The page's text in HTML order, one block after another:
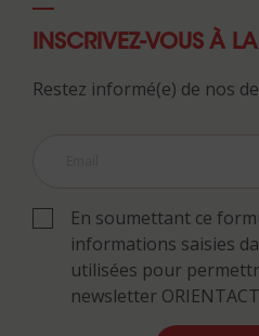
INSCRIVEZ-VOUS À LA
Restez informé(e) de nos
En soumettant ce
informations saisies
utilisées pour
newsletter